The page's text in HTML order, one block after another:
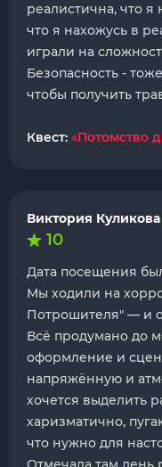
реалистична, что я
что я нахожусь в
играли на
Безопасность -
чтобы получить
Квест: «Потомство
Виктория Куликова
10
Дата посещения
Мы ходили на
Потрошителя" — и
Всё продумано до
оформление и
напряжённую и
хочется выделить
харизматично,
что нужно для